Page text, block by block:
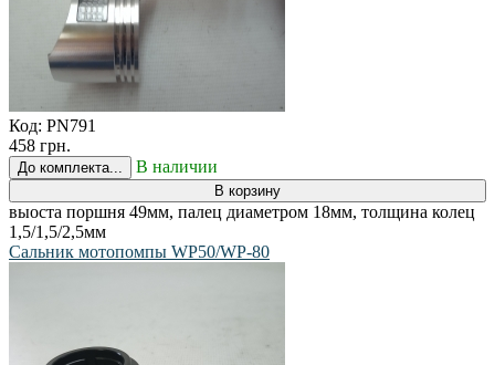
Код: PN791
458 грн.
До комплекта... В наличии
В корзину
выоста поршня 49мм, палец диаметром 18мм, толщина колец
1,5/1,5/2,5мм
Сальник мотопомпы WP50/WP-80